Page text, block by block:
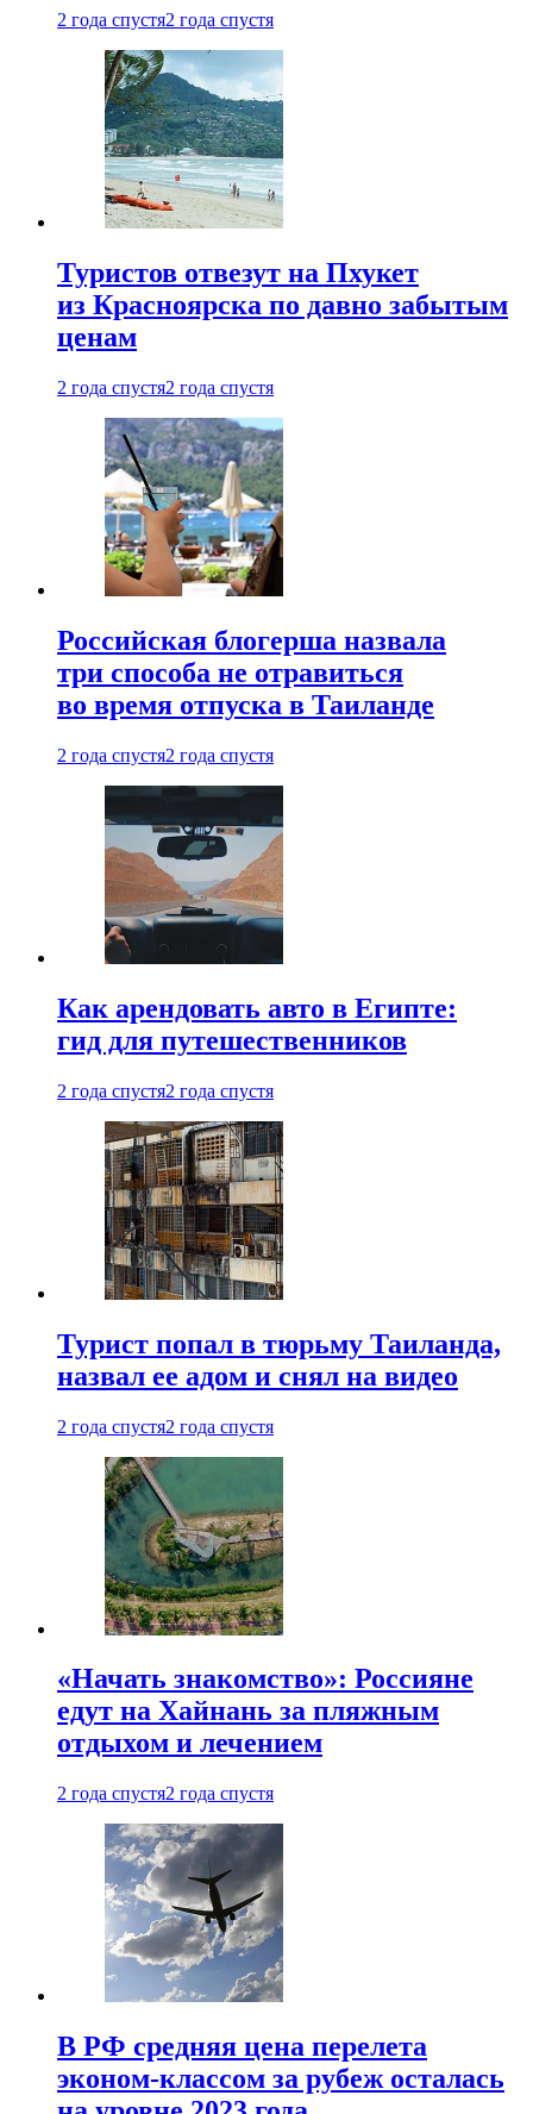
2 года спустя2 года спустя
Туристов отвезут на Пхукет
из Красноярска по давно забытым
ценам
2 года спустя2 года спустя
Российская блогерша назвала
три способа не отравиться
во время отпуска в Таиланде
2 года спустя2 года спустя
Как арендовать авто в Египте:
гид для путешественников
2 года спустя2 года спустя
Турист попал в тюрьму Таиланда,
назвал ее адом и снял на видео
2 года спустя2 года спустя
«Начать знакомство»: Россияне
едут на Хайнань за пляжным
отдыхом и лечением
2 года спустя2 года спустя
В РФ средняя цена перелета
эконом-классом за рубеж осталась